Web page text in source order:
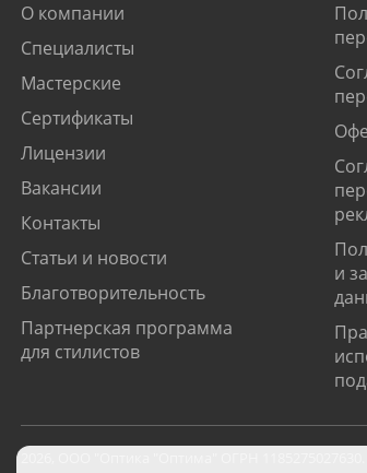
О компании
Специалисты
Мастерские
Сертификаты
Лицензии
Вакансии
Контакты
Статьи и новости
Благотворительность
Партнерская программа
для стилистов
и